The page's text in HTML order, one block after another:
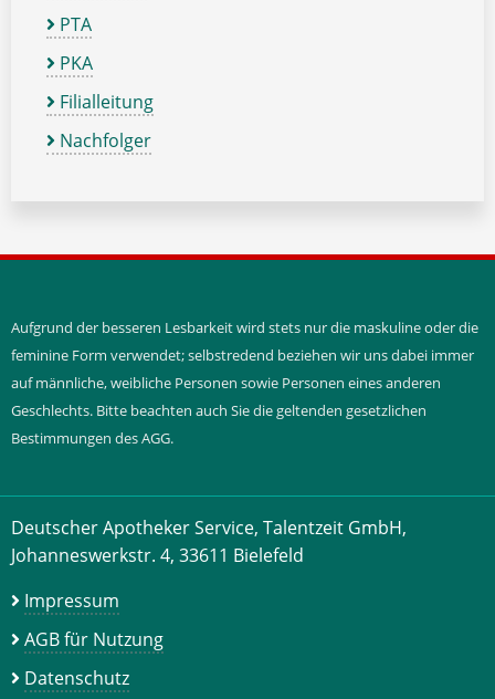
PTA
PKA
Filialleitung
Nachfolger
Aufgrund der besseren Lesbarkeit wird stets nur die maskuline oder die
feminine Form verwendet; selbstredend beziehen wir uns dabei immer
auf männliche, weibliche Personen sowie Personen eines anderen
Geschlechts. Bitte beachten auch Sie die geltenden gesetzlichen
Bestimmungen des AGG.
Deutscher Apotheker Service, Talentzeit GmbH,
Johanneswerkstr. 4, 33611 Bielefeld
Impressum
AGB für Nutzung
Datenschutz